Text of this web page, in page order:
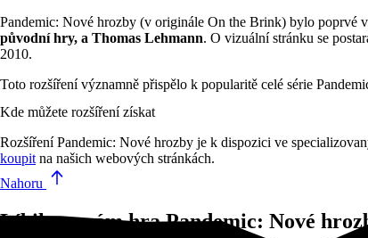
Pandemic: Nové hrozby (v originále On the Brink) bylo poprvé
původní hry, a Thomas Lehmann. O vizuální stránku se
2010.
Toto rozšíření významně přispělo k popularitě celé série
Kde můžete rozšíření získat
Rozšíření Pandemic: Nové hrozby je k dispozici ve
koupit na našich webových stránkách.
Nahoru
Líbila se vám hra Pandemic: Nové